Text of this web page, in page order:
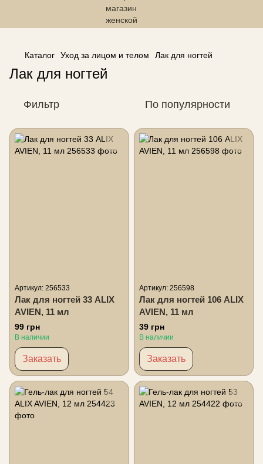
------------------------------------------------
Каталог Уход за лицом и телом Лак для ногтей
Лак для ногтей
Фильтр По популярности
Артикул: 256533
Лак для ногтей 33 ALIX
AVIEN, 11 мл
99 грн
В наличии
Заказать
Артикул: 256598
Лак для ногтей 106 ALIX
AVIEN, 11 мл
39 грн
В наличии
Заказать